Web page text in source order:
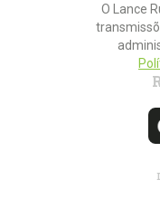
O Lance